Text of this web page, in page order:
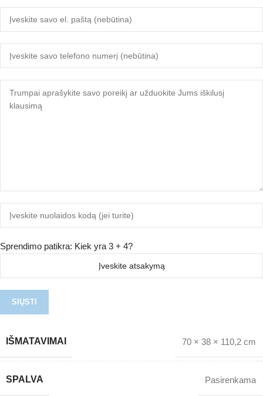
Sprendimo patikra: Kiek yra 3 + 4?
IŠMATAVIMAI 70 × 38 × 110,2 cm
SPALVA Pasirenkama